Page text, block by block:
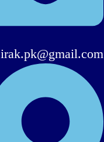
irak.pk@gmail.com